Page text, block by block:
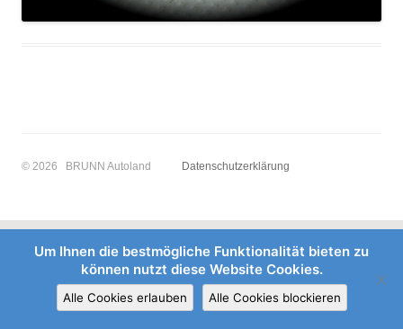
© 2026 BRUNN Autoland Datenschutzerklärung
Um Ihnen die bestmögliche Funktionalität bieten zu
können nutzt diese Website Cookies.
Alle Cookies erlauben Alle Cookies blockieren